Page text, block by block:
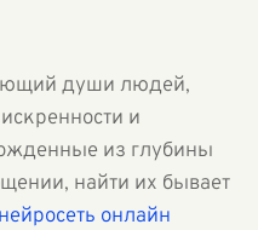
души людей,
и
из глубины
найти их бывает
нейросеть онлайн